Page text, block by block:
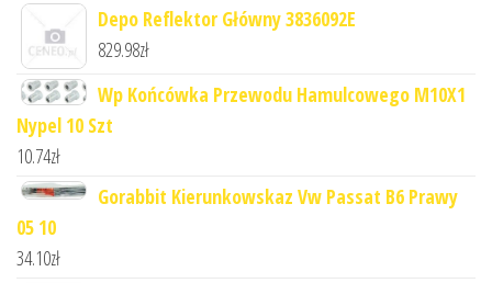
Depo Reflektor Główny 3836092E
829.98zł
Wp Końcówka Przewodu Hamulcowego M10X1
Nypel 10 Szt
10.74zł
Gorabbit Kierunkowskaz Vw Passat B6 Prawy
05 10
34.10zł